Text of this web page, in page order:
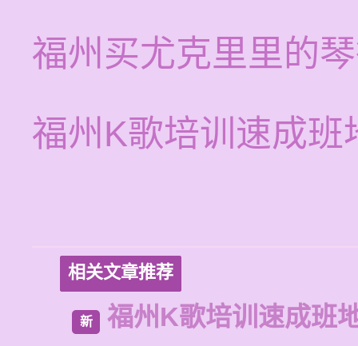
福州买尤克里里的
福州K歌培训速成班
相关文章推荐
新 福州K歌培训速成班